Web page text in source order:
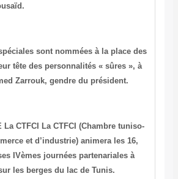
sont nommées à la place des
tête des personnalités « sûres », à
Zarrouk, gendre du président.
La CTFCI
La CTFCI (Chambre tuniso-
et d’industrie) animera les 16,
IVèmes journées partenariales à
les berges du lac de Tunis.